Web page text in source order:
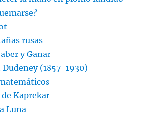
rusas
y Ganar
(1857-1930)
Kaprekar
Luna